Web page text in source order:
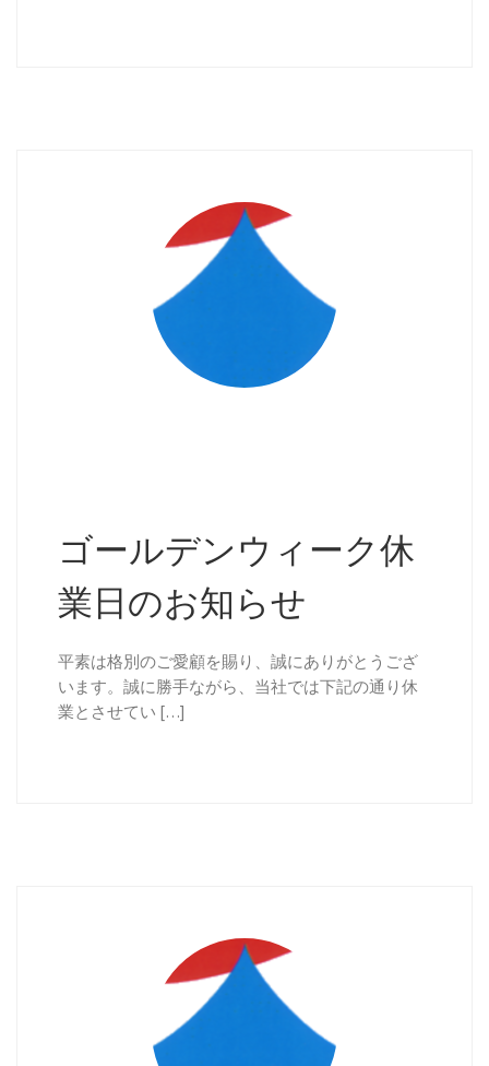
ゴールデンウィーク休
業日のお知らせ
平素は格別のご愛顧を賜り、誠にありがとうござ
います。誠に勝手ながら、当社では下記の通り休
業とさせてい […]